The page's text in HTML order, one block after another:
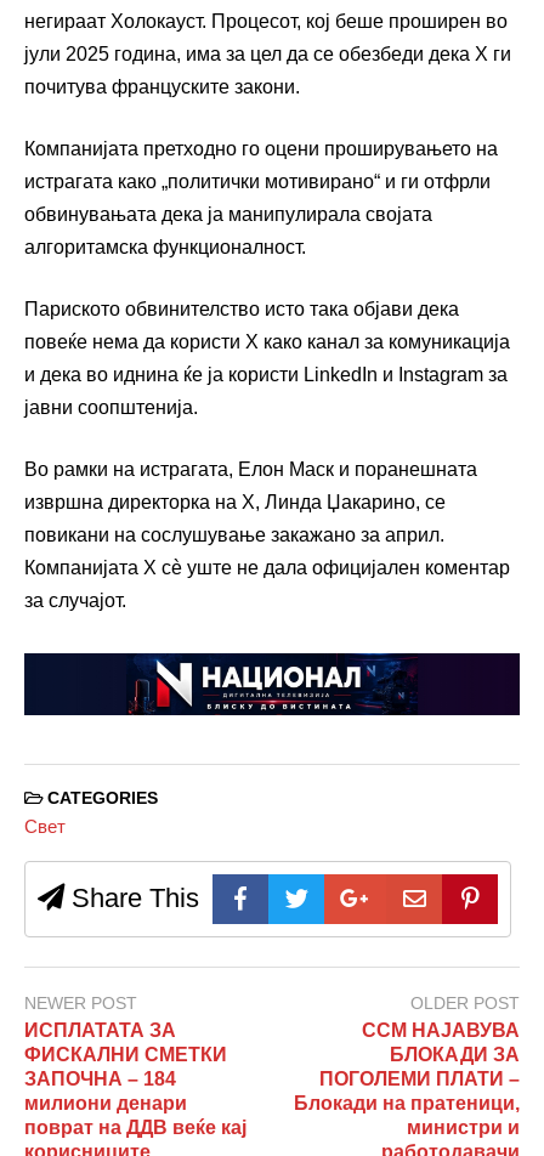
негираат Холокауст. Процесот, кој беше проширен во
јули 2025 година, има за цел да се обезбеди дека X ги
почитува француските закони.
Компанијата претходно го оцени проширувањето на
истрагата како „политички мотивирано“ и ги отфрли
обвинувањата дека ја манипулирала својата
алгоритамска функционалност.
Париското обвинителство исто така објави дека
повеќе нема да користи X како канал за комуникација
и дека во иднина ќе ја користи LinkedIn и Instagram за
јавни соопштенија.
Во рамки на истрагата, Елон Маск и поранешната
извршна директорка на X, Линда Џакарино, се
повикани на сослушување закажано за април.
Компанијата X сè уште не дала официјален коментар
за случајот.
CATEGORIES
Свет
Share This
NEWER POST
ИСПЛАТАТА ЗА
ФИСКАЛНИ СМЕТКИ
ЗАПОЧНА – 184
милиони денари
поврат на ДДВ веќе кај
OLDER POST
ССМ НАЈАВУВА
БЛОКАДИ ЗА
ПОГОЛЕМИ ПЛАТИ –
Блокади на пратеници,
министри и